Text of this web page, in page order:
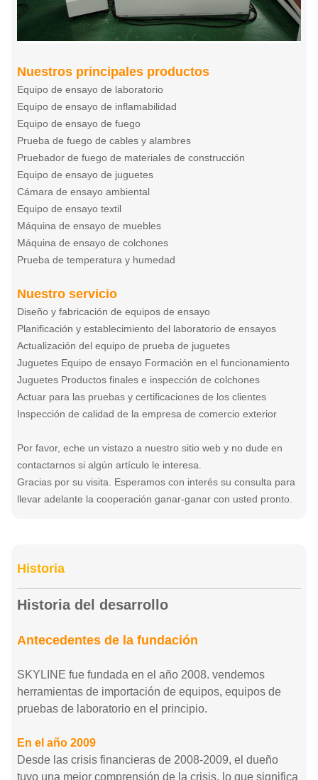
Nuestros principales productos
Equipo de ensayo de laboratorio
Equipo de ensayo de inflamabilidad
Equipo de ensayo de fuego
Prueba de fuego de cables y alambres
Pruebador de fuego de materiales de construcción
Equipo de ensayo de juguetes
Cámara de ensayo ambiental
Equipo de ensayo textil
Máquina de ensayo de muebles
Máquina de ensayo de colchones
Prueba de temperatura y humedad
Nuestro servicio
Diseño y fabricación de equipos de ensayo
Planificación y establecimiento del laboratorio de ensayos
Actualización del equipo de prueba de juguetes
Juguetes Equipo de ensayo Formación en el funcionamiento
Juguetes Productos finales e inspección de colchones
Actuar para las pruebas y certificaciones de los clientes
Inspección de calidad de la empresa de comercio exterior
Por favor, eche un vistazo a nuestro sitio web y no dude en
contactarnos si algún artículo le interesa.
Gracias por su visita. Esperamos con interés su consulta para
llevar adelante la cooperación ganar-ganar con usted pronto.
Historia
Historia del desarrollo
Antecedentes de la fundación
SKYLINE fue fundada en el año 2008. vendemos
herramientas de importación de equipos, equipos de
pruebas de laboratorio en el principio.
En el año 2009
Desde las crisis financieras de 2008-2009, el dueño
tuvo una mejor comprensión de la crisis, lo que significa